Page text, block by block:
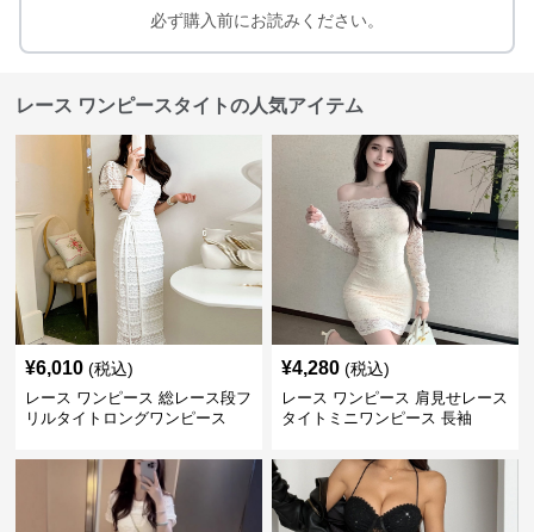
必ず購入前にお読みください。
レース ワンピースタイトの人気アイテム
¥6,010 (税込)
レース ワンピース 総レース段フ
リルタイトロングワンピース
¥4,280 (税込)
レース ワンピース 肩見せレース
タイトミニワンピース 長袖